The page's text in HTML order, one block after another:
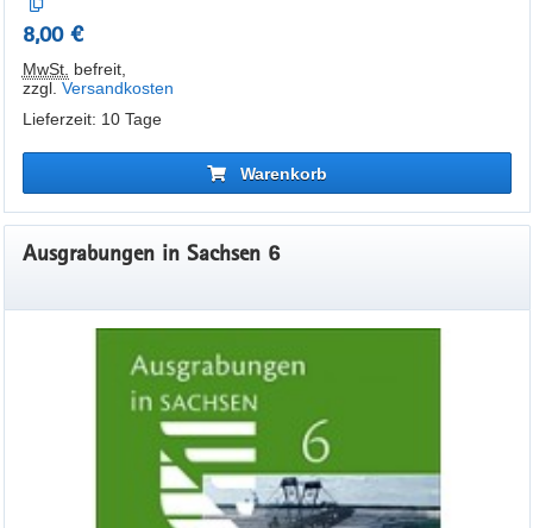
8,00 €
MwSt. befreit,
zzgl. Versandkosten
Lieferzeit: 10 Tage
Warenkorb
Ausgrabungen in Sachsen 6